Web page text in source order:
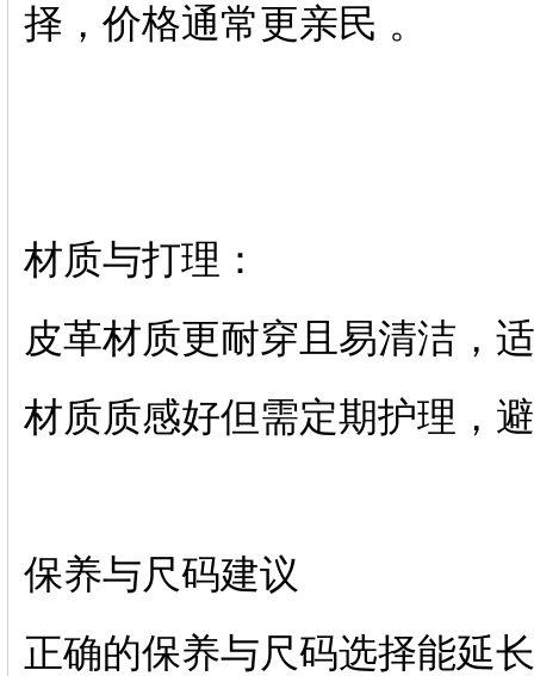
择，价格通常更亲民 。‌‌
‌材质与打理‌：
皮革材质‌更耐穿且易清洁，
材质‌质感好但需定期护理，
保养与尺码建议
正确的保养与尺码选择能延